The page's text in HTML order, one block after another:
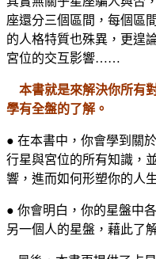
座還分三個區間，每個區
的人格特質也殊異，更遑
宮位的交互影響……
本書就是來解決你所有
學有全盤的了解。
● 在本書中，你會學到關
行星與宮位的所有知識，
響，進而如何形塑你的人
● 你會明白，你的星盤中
另一個人的星盤，藉此了